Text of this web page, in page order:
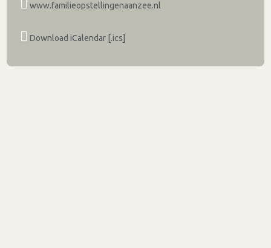
www.familieopstellingenaanzee.nl
Download iCalendar [.ics]